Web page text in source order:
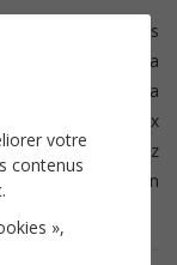
pour les
que la
, la
ou la
aussi aux
vous pourrez
choix ou en
votre
contenus
»,